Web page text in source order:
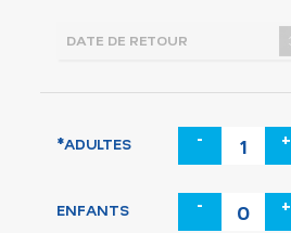
*ADULTES - +
ENFANTS - +